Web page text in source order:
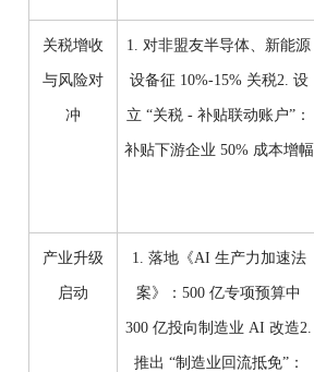
关税增收
与风险对
冲
1. 对非盟友半导体、新能源
设备征 10%-15% 关税2. 设
立 “关税 - 补贴联动账户”：
补贴下游企业 50% 成本增幅
产业升级
启动
1. 落地《AI 生产力加速法
案》：500 亿专项预算中
300 亿投向制造业 AI 改造2.
推出 “制造业回流抵免”：